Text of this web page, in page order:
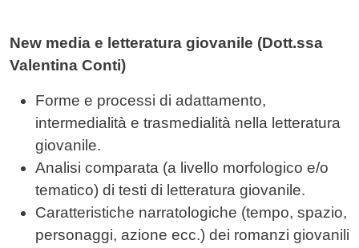
New media e letteratura giovanile (Dott.ssa
Valentina Conti)
Forme e processi di adattamento,
intermedialità e trasmedialità nella letteratura
giovanile.
Analisi comparata (a livello morfologico e/o
tematico) di testi di letteratura giovanile.
Caratteristiche narratologiche (tempo, spazio,
personaggi, azione ecc.) dei romanzi giovanili